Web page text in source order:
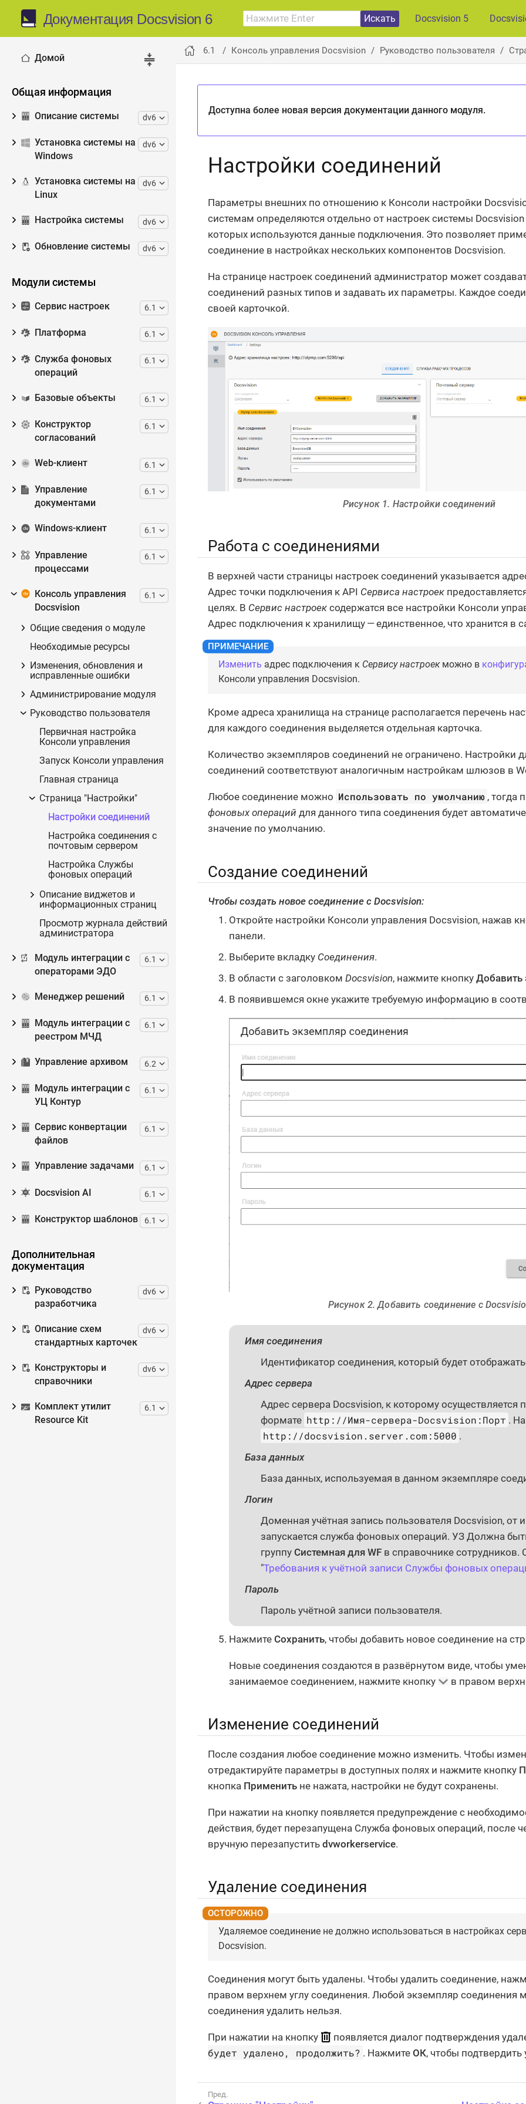
Документация Docsvision 6 Искать Docsvision 5
Домой
Общая информация
Описание системы dv6
Установка системы на
Windows
dv6
Установка системы на
Linux
dv6
Настройка системы dv6
Обновление системы dv6
Модули системы
Сервис настроек 6.1
Платформа 6.1
Служба фоновых
операций
6.1
Базовые объекты 6.1
Конструктор
согласований
6.1
Web-клиент 6.1
Управление
документами
6.1
Windows-клиент 6.1
Управление
процессами
6.1
Консоль управления
Docsvision
6.1
Общие сведения о модуле
Необходимые ресурсы
Изменения, обновления и
исправленные ошибки
Администрирование модуля
Руководство пользователя
Первичная настройка
Консоли управления
Запуск Консоли управления
Главная страница
Страница "Настройки"
Настройки соединений
Настройка соединения с
почтовым сервером
Настройка Службы
фоновых операций
Описание виджетов и
информационных страниц
Просмотр журнала действий
администратора
Модуль интеграции с
операторами ЭДО
6.1
Менеджер решений 6.1
Модуль интеграции с
реестром МЧД
6.1
Управление архивом 6.2
Модуль интеграции с
УЦ Контур
6.1
Сервис конвертации
файлов
6.1
Управление задачами 6.1
Docsvision AI 6.1
Конструктор шаблонов 6.1
Дополнительная
документация
Руководство
разработчика
dv6
Описание схем
стандартных карточек
dv6
Конструкторы и
справочники
dv6
Комплект утилит
Resource Kit
6.1
6.1 Консоль управления Docsvision Руководство пользователя
Доступна более новая версия документации данного модуля.
Настройки соединений
Параметры внешних по отношению к Консоли настройки
системам определяются отдельно от настроек системы
которых используются данные подключения. Это позволяет
соединение в настройках нескольких компонентов Docsvision.
На странице настроек соединений администратор может
соединений разных типов и задавать их параметры. Каждое
своей карточкой.
Рисунок 1. Настройки соединений
Работа с соединениями
В верхней части страницы настроек соединений указывается
Адрес точки подключения к API Сервиса настроек
целях. В Сервис настроек содержатся все настройки Консоли
Адрес подключения к хранилищу — единственное, что хранится в
Изменить адрес подключения к Сервису настроекможно в
Консоли управления Docsvision.
Кроме адреса хранилища на странице располагается перечень
для каждого соединения выделяется отдельная карточка.
Количество экземпляров соединений не ограничено. Настройки
соединений соответствуют аналогичным настройкам шлюзов в
Любое соединение можно Использовать по умолчанию , тогда
фоновых операций для данного типа соединения будет
значение по умолчанию.
Создание соединений
Чтобы создать новое соединение с Docsvision:
Откройте настройки Консоли управления Docsvision, нажав
панели.
Выберите вкладку Соединения.
В области с заголовком Docsvision, нажмите кнопку Добавить
В появившемся окне укажите требуемую информацию в
Рисунок 2. Добавить соединение с
Имя соединения
Идентификатор соединения, который будет
Адрес сервера
Адрес сервера Docsvision, к которому осуществляется
формате http://Имя-сервера-Docsvision:Порт .
http://docsvision.server.com:5000 .
База данных
База данных, используемая в данном экземпляре
Логин
Доменная учётная запись пользователя Docsvision, от
запускается служба фоновых операций. УЗ Должна
группу Системная для WF в справочнике сотрудников.
"Требования к учётной записи Службы фоновых
Пароль
Пароль учётной записи пользователя.
Нажмите Сохранить, чтобы добавить новое соединение на
Новые соединения создаются в развёрнутом виде, чтобы
занимаемое соединением, нажмите кнопку
в правом
Изменение соединений
После создания любое соединение можно изменить. Чтобы
отредактируйте параметры в доступных полях и нажмите кнопку
кнопка Применить не нажата, настройки не будут сохранены.
При нажатии на кнопку появляется предупреждение с
действия, будет перезапущена Служба фоновых операций, после
вручную перезапустить dvworkerservice.
Удаление соединения
Удаляемое соединение не должно использоваться в настройках
Docsvision.
Соединения могут быть удалены. Чтобы удалить соединение,
правом верхнем углу соединения. Любой экземпляр соединения
соединения удалить нельзя.
При нажатии на кнопку появляется диалог подтверждения
будет удалено, продолжить? . НажмитеОК, чтобы подтвердить